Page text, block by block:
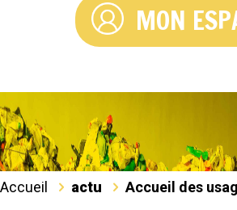
MON
Accueil actu Accueil des